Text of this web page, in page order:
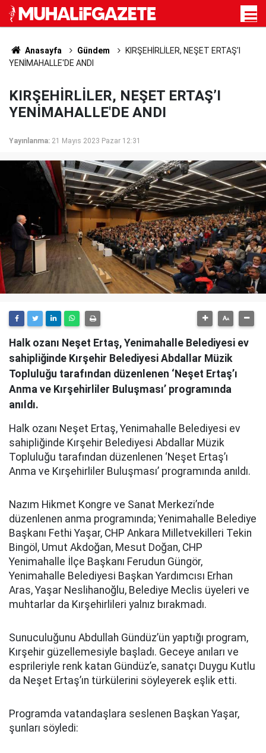
Anasayfa Gündem
KIRŞEHİRLİLER, NEŞET ERTAŞ’I
YENİMAHALLE'DE ANDI
KIRŞEHİRLİLER, NEŞET ERTAŞ’I
YENİMAHALLE'DE ANDI
Yayınlanma: 21 Mayıs 2023 Pazar 12:31
Halk ozanı Neşet Ertaş, Yenimahalle Belediyesi ev
sahipliğinde Kırşehir Belediyesi Abdallar Müzik
Topluluğu tarafından düzenlenen ‘Neşet Ertaş’ı
Anma ve Kırşehirliler Buluşması’ programında
anıldı.
Halk ozanı Neşet Ertaş, Yenimahalle Belediyesi ev
sahipliğinde Kırşehir Belediyesi Abdallar Müzik
Topluluğu tarafından düzenlenen ‘Neşet Ertaş’ı
Anma ve Kırşehirliler Buluşması’ programında anıldı.
Nazım Hikmet Kongre ve Sanat Merkezi’nde
düzenlenen anma programında; Yenimahalle Belediye
Başkanı Fethi Yaşar, CHP Ankara Milletvekilleri Tekin
Bingöl, Umut Akdoğan, Mesut Doğan, CHP
Yenimahalle İlçe Başkanı Ferudun Güngör,
Yenimahalle Belediyesi Başkan Yardımcısı Erhan
Aras, Yaşar Neslihanoğlu, Belediye Meclis üyeleri ve
muhtarlar da Kırşehirlileri yalnız bırakmadı.
Sunuculuğunu Abdullah Gündüz’ün yaptığı program,
Kırşehir güzellemesiyle başladı. Geceye anıları ve
esprileriyle renk katan Gündüz’e, sanatçı Duygu Kutlu
da Neşet Ertaş’ın türkülerini söyleyerek eşlik etti.
Programda vatandaşlara seslenen Başkan Yaşar,
şunları söyledi: